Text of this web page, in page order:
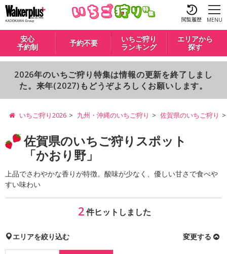
閲覧履歴 MENU
安心
予約制
予約不要
いちご狩り
ランキング
エリアから
探す
2026年のいちご狩り特集は情報の更新を終了しまし
た。来年(2027)もどうぞよろしくお願いします。
いちご狩り2026 九州・沖縄のいちご狩り 佐賀県のいちご狩り
佐賀県のいちご狩りスポット
「かおり野」
上品でさわやかな香りが特徴。酸味が少なく、優しい甘さで食べや
すい味わい
2件ヒットしました
エリアを絞り込む 変更する